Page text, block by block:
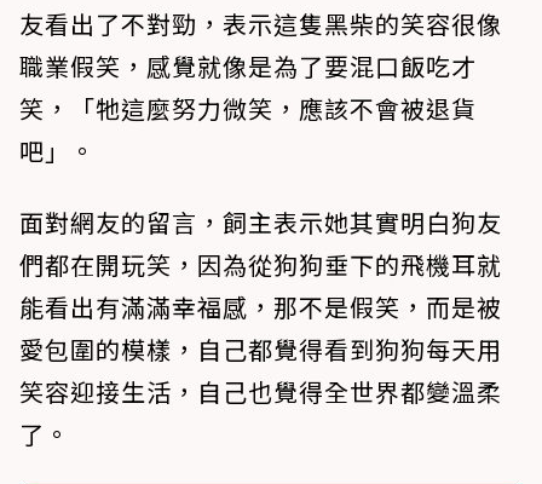
友看出了不對勁，表示這隻黑柴的笑容很像
職業假笑，感覺就像是為了要混口飯吃才
笑，「牠這麼努力微笑，應該不會被退貨
吧」。
面對網友的留言，飼主表示她其實明白狗友
們都在開玩笑，因為從狗狗垂下的飛機耳就
能看出有滿滿幸福感，那不是假笑，而是被
愛包圍的模樣，自己都覺得看到狗狗每天用
笑容迎接生活，自己也覺得全世界都變溫柔
了。